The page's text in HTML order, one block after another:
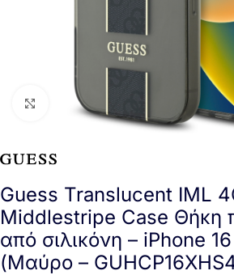
Click to enlarge
Guess Translucent IML
Middlestripe Case Θήκη
από σιλικόνη – iPhone
(Μαύρο –